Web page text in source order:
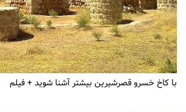
با کاخ خسرو قصرشیرین بیشتر آشنا شوید + فیلم